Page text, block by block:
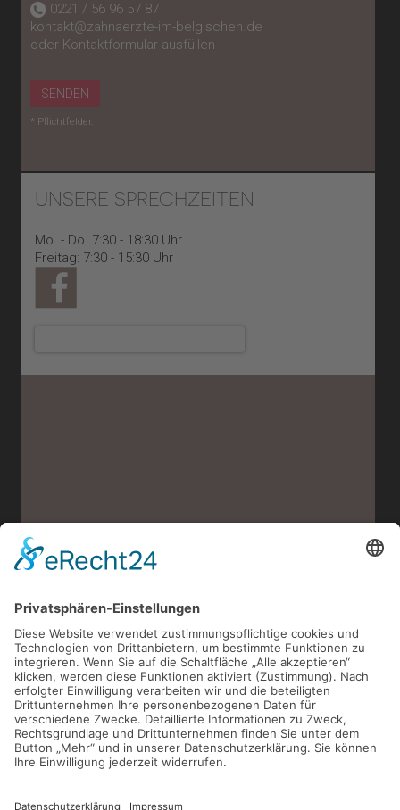
0221 / 56 96 57 87
kontakt@zahnaerzte-im-belgischen.de
oder Kontaktformular ausfüllen
SENDEN
* Pflichtfelder.
UNSERE SPRECHZEITEN
Mo. - Do. 7:30 - 18:30 Uhr
Freitag: 7:30 - 15:30 Uhr